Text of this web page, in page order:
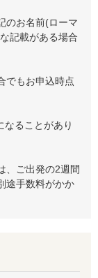
のお名前(ローマ
記載がある場合
でもお申込時点
ることがあり
、ご出発の2週間
途手数料がかか